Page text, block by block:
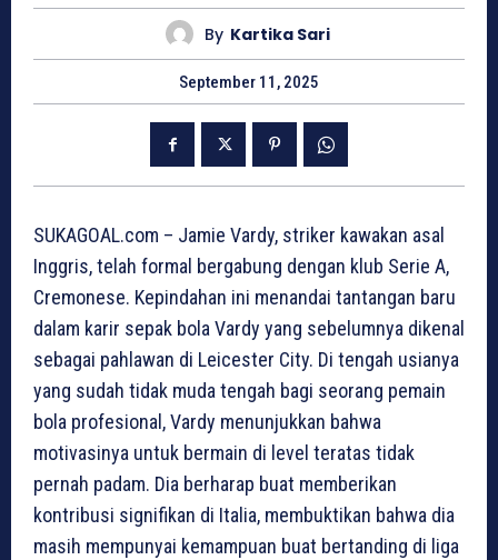
By Kartika Sari
September 11, 2025
SUKAGOAL.com – Jamie Vardy, striker kawakan asal
Inggris, telah formal bergabung dengan klub Serie A,
Cremonese. Kepindahan ini menandai tantangan baru
dalam karir sepak bola Vardy yang sebelumnya dikenal
sebagai pahlawan di Leicester City. Di tengah usianya
yang sudah tidak muda tengah bagi seorang pemain
bola profesional, Vardy menunjukkan bahwa
motivasinya untuk bermain di level teratas tidak
pernah padam. Dia berharap buat memberikan
kontribusi signifikan di Italia, membuktikan bahwa dia
masih mempunyai kemampuan buat bertanding di liga